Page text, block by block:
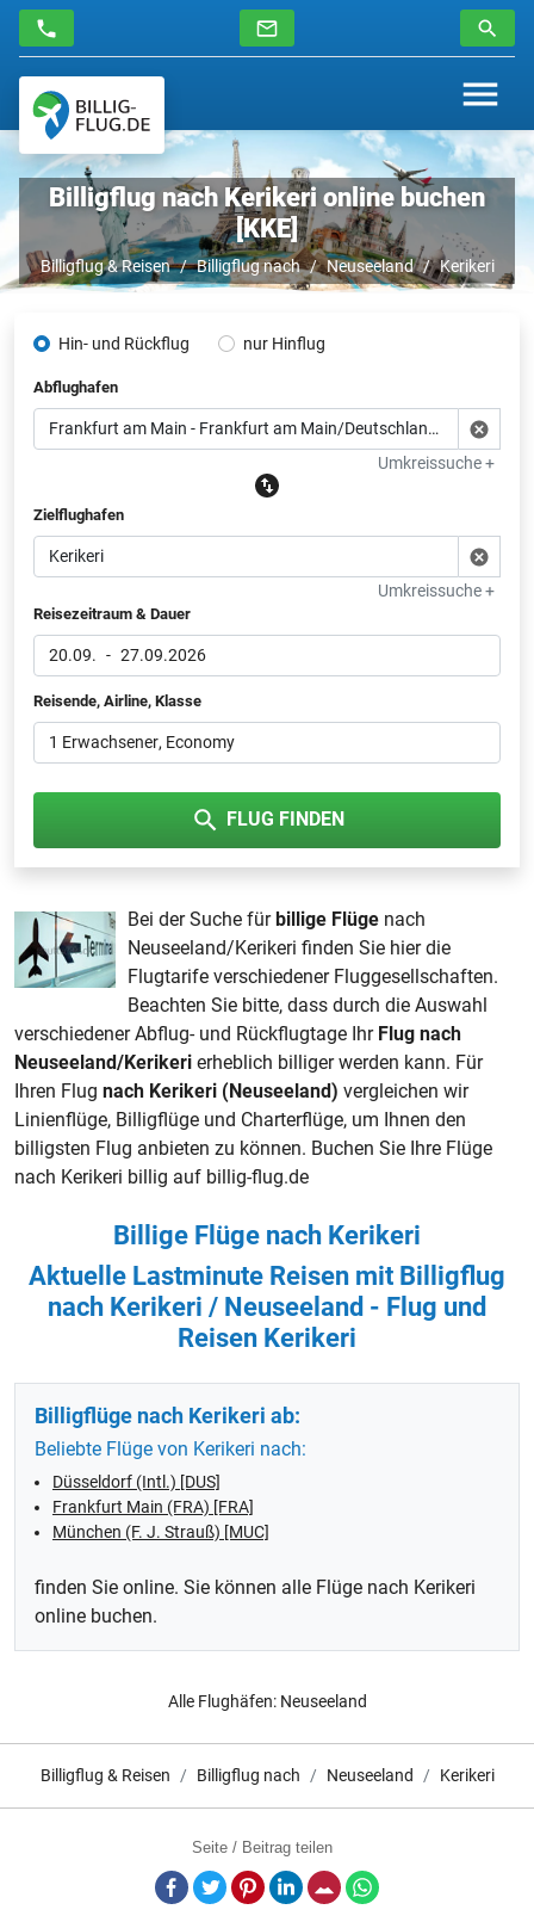
Billigflug nach Kerikeri online buchen
[KKE]
Billigflug & Reisen Billigflug nach Neuseeland Kerikeri
Hin- und Rückflug nur Hinflug
Abflughafen
Umkreissuche +
Zielflughafen
Umkreissuche +
Reisezeitraum & Dauer
20.09. - 27.09.2026
Reisende, Airline, Klasse
1 Erwachsener, Economy
FLUG FINDEN
Bei der Suche fürbillige Flüge nach
Neuseeland/Kerikeri finden Sie hier die
Flugtarife verschiedener Fluggesellschaften.
Beachten Sie bitte, dass durch die Auswahl
verschiedener Abflug- und Rückflugtage Ihr Flug nach
Neuseeland/Kerikeri erheblich billiger werden kann. Für
Ihren Flug nach Kerikeri (Neuseeland) vergleichen wir
Linienflüge, Billigflüge und Charterflüge, um Ihnen den
billigsten Flug anbieten zu können. Buchen Sie Ihre Flüge
nach Kerikeri billig auf billig-flug.de
Billige Flüge nach Kerikeri
Aktuelle Lastminute Reisen mit Billigflug
nach Kerikeri / Neuseeland - Flug und
Reisen Kerikeri
Billigflüge nach Kerikeri ab:
Beliebte Flüge von Kerikeri nach:
Düsseldorf (Intl.) [DUS]
Frankfurt Main (FRA) [FRA]
München (F. J. Strauß) [MUC]
finden Sie online. Sie können alle Flüge nach Kerikeri
online buchen.
Alle Flughäfen: Neuseeland
Billigflug & Reisen Billigflug nach Neuseeland Kerikeri
Seite / Beitrag teilen
Facebook
TwitterPinterestLinkedInE-Mail